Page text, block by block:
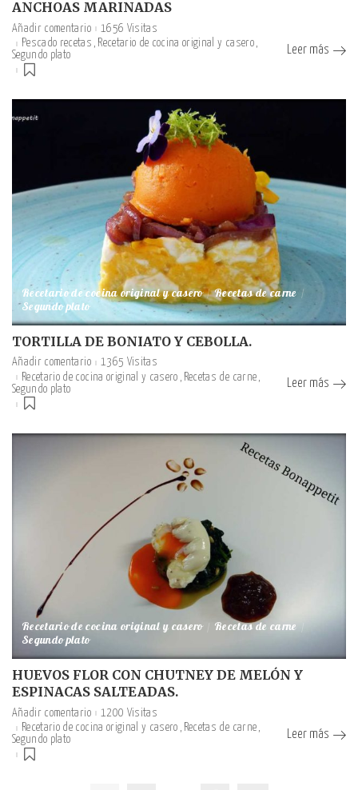
ANCHOAS MARINADAS
Añadir comentario
1656 Visitas
Pescado recetas
Recetario de cocina original y casero
Segundo plato
Leer más
Recetario de cocina original y casero Recetas de carne
Segundo plato
TORTILLA DE BONIATO Y CEBOLLA.
Añadir comentario
1365 Visitas
Recetario de cocina original y casero
Recetas de carne
Segundo plato
Leer más
Recetario de cocina original y casero Recetas de carne
Segundo plato
HUEVOS FLOR CON CHUTNEY DE MELÓN Y
ESPINACAS SALTEADAS.
Añadir comentario
1200 Visitas
Recetario de cocina original y casero
Recetas de carne
Segundo plato
Leer más